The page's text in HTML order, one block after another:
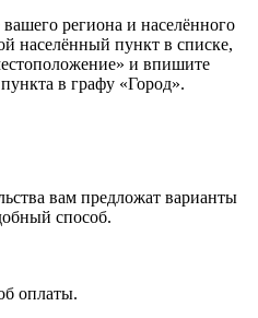
региона и населённого
населённый пункт в списке,
и впишите
в графу «Город».
вам предложат варианты
способ.
оплаты.